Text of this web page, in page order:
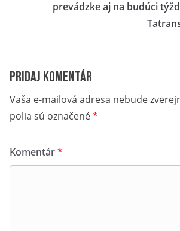
prevádzke aj na budúci
Pridaj komentár
Vaša e-mailová adresa nebude
polia sú označené*
Komentár*